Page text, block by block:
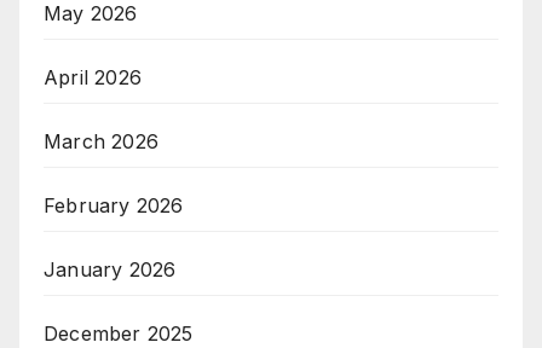
May 2026
April 2026
March 2026
February 2026
January 2026
December 2025